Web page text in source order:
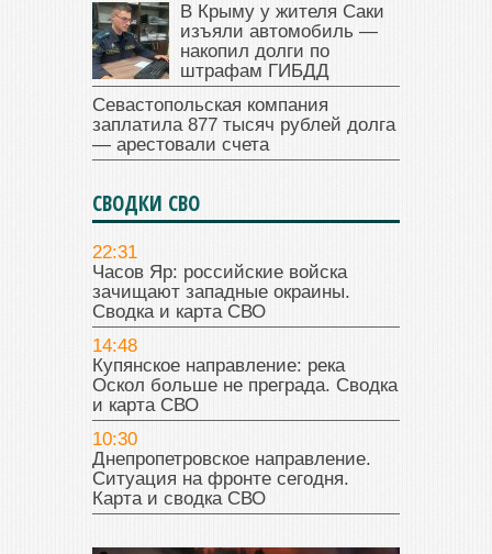
В Крыму у жителя Саки
изъяли автомобиль —
накопил долги по
штрафам ГИБДД
Севастопольская компания
заплатила 877 тысяч рублей долга
— арестовали счета
СВОДКИ СВО
22:31
Часов Яр: российские войска
зачищают западные окраины.
Сводка и карта СВО
14:48
Купянское направление: река
Оскол больше не преграда. Сводка
и карта СВО
10:30
Днепропетровское направление.
Ситуация на фронте сегодня.
Карта и сводка СВО